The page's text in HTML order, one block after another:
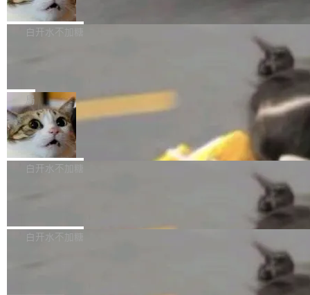
Z Flip8三款折叠屏新机均在7月22日发布，且全
部搭载骁龙8 Elite Gen5 for Galaxy，它们本该
眼的位置：「Software is made between com
mits」——软件是在 commit 之间写出来的。git
是把这段空隙补上。 回退到任何一次编辑：Delt
aDB 捕获 commit 之间的每一次操作，...
根据风险投资人Tomer Tunguz 博客（VC 分
析）披露的最新分析与第二季度业绩报告，Spac
微软同期总资本开支的四成。 与亚马逊、Alpha
bet、微软以及 Meta 等传统科技巨头相比，Spa
ceXAI的资金消耗速度尤为引人瞩目。然而，支
撑庞大支出的资金来源却呈现出截然不同的面
貌。数据显示，微软和 Meta 主要依托充沛的经
白开水不加糖
一个在终端里运行的编程 agent；Muse Spark
1.2，驱动这个 agent 的新模型。一句话概括：
你可以用 curl -fsSL https://dev.meta.ai/install.
sh | bash 安装一个能在大项目里自动规划、写
代码、验证结果的 AI 终端工具。 据介绍，Muse
个主 agent 循环，外加一组后台 agent。这些后
局
美团开源 LoHoSearch，用知识图谱校
准 AI 能力认知
机器出题的前提，是让机器拥有全局视野。整个
构建流程可以分为四个环节：建图 → 控制难度
白开水不加糖
库，并将作为transport接入Mooncake TENT。
白开水不加糖